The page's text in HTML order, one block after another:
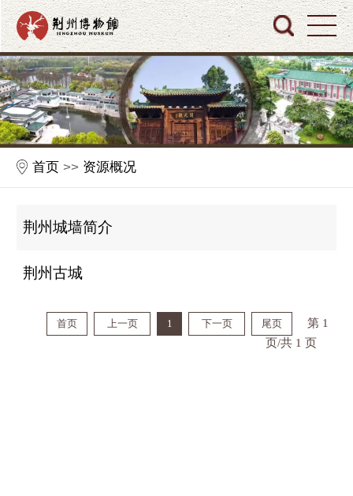
首页 >> 资源概况
荆州城墙简介
荆州古城
首页 上一页 1 下一页 尾页
第 1
页/共 1 页